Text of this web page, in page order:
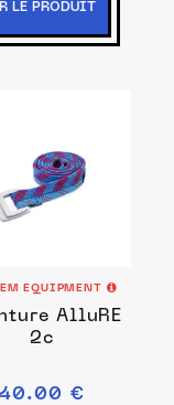
LE PRODUIT
EQUIPMENT
AlluRE
2c
40.00 €